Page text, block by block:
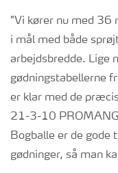
”Vi kører nu med 36
i mål med både
arbejdsbredde. Lige
gødningstabellerne
er klar med de
21-3-10
Bogballe er de
gødninger, så man